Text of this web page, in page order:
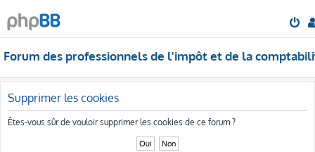
Forum des professionnels de l'impôt et de la
Supprimer les cookies
Êtes-vous sûr de vouloir supprimer les cookies de ce forum ?